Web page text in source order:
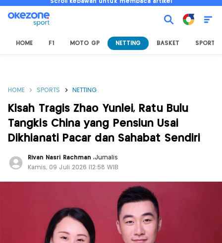
Scroll kebawah untuk membaca artikel
HOME F1 MOTO GP NETTING BASKET SPORT
HOME SPORTS NETTING
Kisah Tragis Zhao Yunlei, Ratu Bulu
Tangkis China yang Pensiun Usai
Dikhianati Pacar dan Sahabat Sendiri
Rivan Nasri Rachman ,Jurnalis
Kamis, 09 Juli 2026 |12:58 WIB